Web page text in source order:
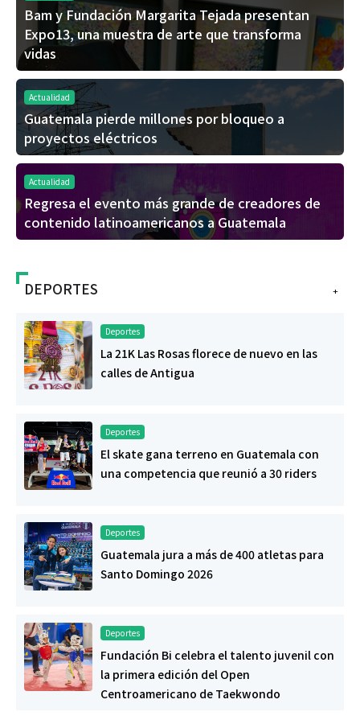
Bam y Fundación Margarita Tejada presentan
Expo13, una muestra de arte que transforma
vidas
Actualidad
Guatemala pierde millones por bloqueo a
proyectos eléctricos
Actualidad
Regresa el evento más grande de creadores de
contenido latinoamericanos a Guatemala
+
DEPORTES
Deportes
La 21K Las Rosas florece de nuevo en las
calles de Antigua
Deportes
El skate gana terreno en Guatemala con
una competencia que reunió a 30 riders
Deportes
Guatemala jura a más de 400 atletas para
Santo Domingo 2026
Deportes
Fundación Bi celebra el talento juvenil con
la primera edición del Open
Centroamericano de Taekwondo